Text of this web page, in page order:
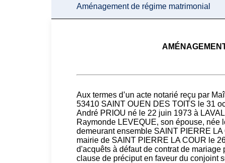
Aménagement de régime matrimonial
Aux termes d’un acte notarié reçu par
53410 SAINT OUEN DES TOITS le 31
André PRIOU né le 22 juin 1973 à
Raymonde LEVEQUE, son épouse, née
demeurant ensemble SAINT PIERRE
mairie de SAINT PIERRE LA COUR le
d'acquêts à défaut de contrat de
clause de préciput en faveur du conjoint